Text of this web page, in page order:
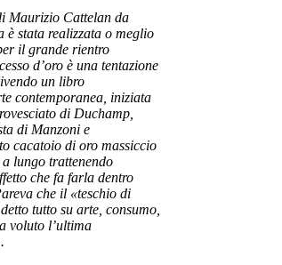
Maurizio Cattelan da
è stata realizzata o meglio
il grande rientro
d’oro è una tentazione
un libro
contemporanea, iniziata
di Duchamp,
di Manzoni e
cacatoio di oro massiccio
lungo trattenendo
che fa farla dentro
che il «teschio di
tutto su arte, consumo,
voluto l’ultima